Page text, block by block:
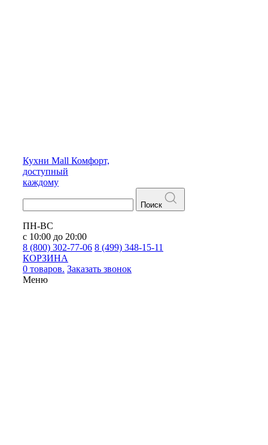
Кухни Mall Комфорт,
доступный
каждому
Поиск
ПН-ВС
с 10:00 до 20:00
8 (800) 302-77-06 8 (499) 348-15-11
КОРЗИНА
0 товаров. Заказать звонок
Меню